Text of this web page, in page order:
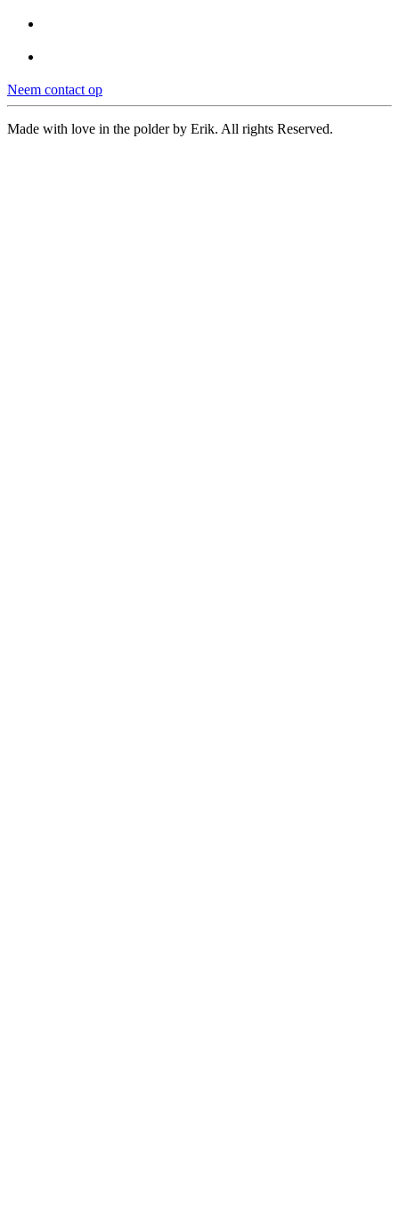
Neem contact op
Made with love in the polder by Erik. All rights Reserved.